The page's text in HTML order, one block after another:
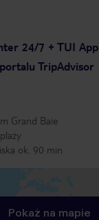
24/7 + TUI App
TripAdvisor
Grand Baie
ok. 90 min
Pokaż na mapie